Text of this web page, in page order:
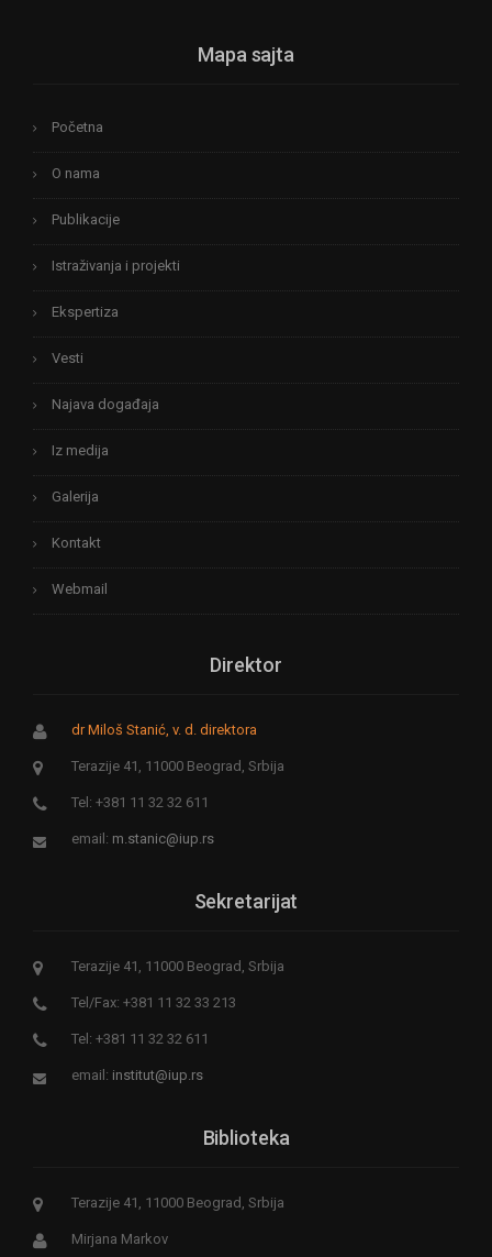
Mapa sajta
Početna
O nama
Publikacije
Istraživanja i projekti
Ekspertiza
Vesti
Najava događaja
Iz medija
Galerija
Kontakt
Webmail
Direktor
dr Miloš Stanić, v. d. direktora
Terazije 41, 11000 Beograd, Srbija
Tel: +381 11 32 32 611
email: m.stanic@iup.rs
Sekretarijat
Terazije 41, 11000 Beograd, Srbija
Tel/Fax: +381 11 32 33 213
Tel: +381 11 32 32 611
email: institut@iup.rs
Biblioteka
Terazije 41, 11000 Beograd, Srbija
Mirjana Markov